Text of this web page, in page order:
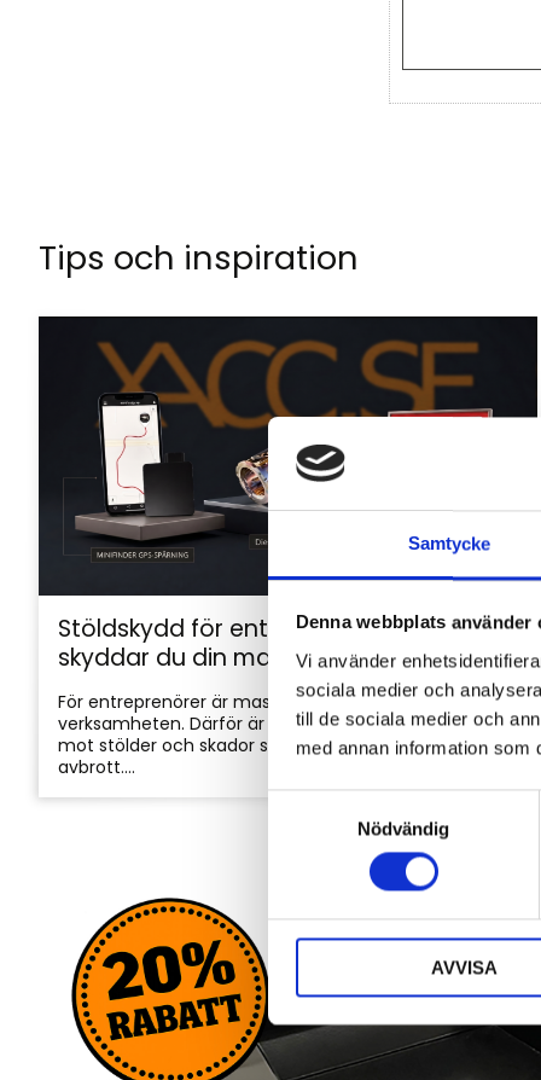
Samtycke
Denna webbplats använder
Vi använder
sociala medier och
till de sociala medier och
med annan information som
y
k
s
v
Nödvändig
AVVISA
Tips och inspiration
Stöldskydd för entreprenadmaskiner: så
skyddar du din maskin och utrustning
För entreprenörer är maskinerna hjärtat i
verksamheten. Därför är det viktigt att skydda dem
mot stölder och skador som kan orsaka kostsamma
avbrott....